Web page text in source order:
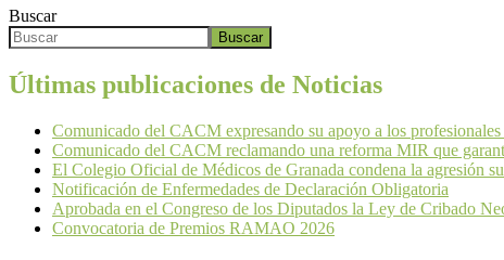
Buscar
Buscar
Últimas publicaciones de Noticias
Comunicado del CACM expresando su apoyo a los
Comunicado del CACM reclamando una reforma MIR que
El Colegio Oficial de Médicos de Granada condena la agresión
Notificación de Enfermedades de Declaración Obligatoria
Aprobada en el Congreso de los Diputados la Ley de Cribado
Convocatoria de Premios RAMAO 2026